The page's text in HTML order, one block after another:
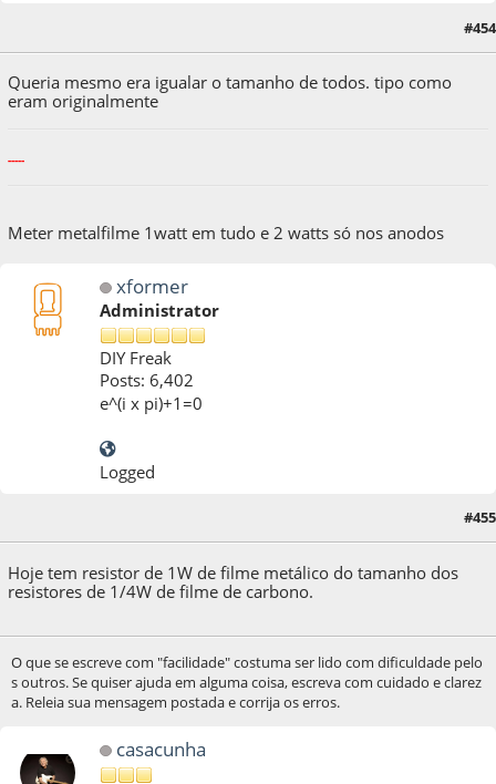
#454
Queria mesmo era igualar o tamanho de todos. tipo como
eram originalmente
-----
Meter metalfilme 1watt em tudo e 2 watts só nos anodos
xformer
Administrator
DIY Freak
Posts: 6,402
e^(i x pi)+1=0
Logged
#455
Hoje tem resistor de 1W de filme metálico do tamanho dos
resistores de 1/4W de filme de carbono.
O que se escreve com "facilidade" costuma ser lido com dificuldade pelo
s outros. Se quiser ajuda em alguma coisa, escreva com cuidado e clarez
a. Releia sua mensagem postada e corrija os erros.
casacunha